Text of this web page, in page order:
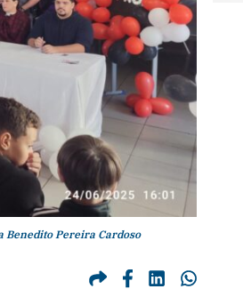
Benedito Pereira Cardoso